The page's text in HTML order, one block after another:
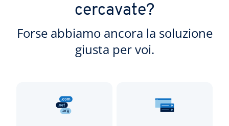
cercavate?
Forse abbiamo ancora la soluzione
giusta per voi.